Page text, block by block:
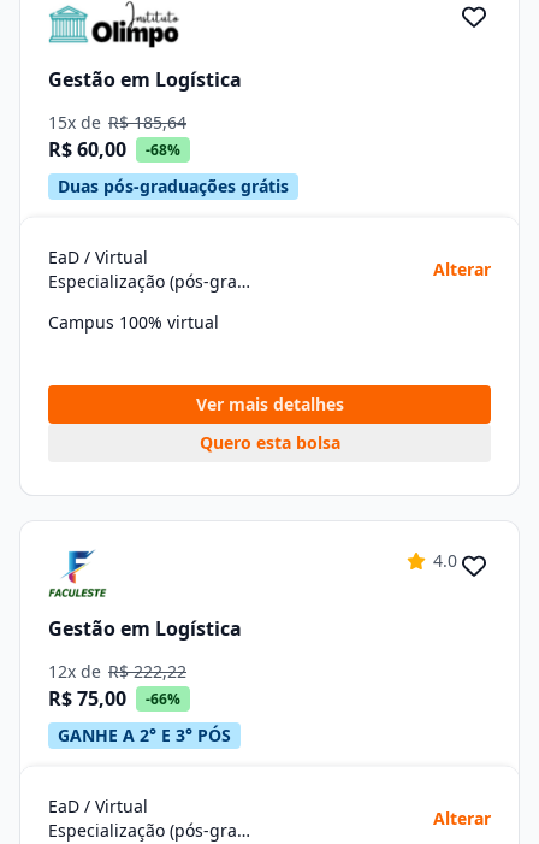
Gestão em Logística
15x de R$ 185,64
R$ 60,00 -68%
Duas pós-graduações grátis
EaD / Virtual
Especialização (pós-graduação)
Alterar
Campus 100% virtual
Ver mais detalhes
Quero esta bolsa
4.0
Gestão em Logística
12x de R$ 222,22
R$ 75,00 -66%
GANHE A 2° E 3° PÓS
EaD / Virtual
Especialização (pós-graduação)
Alterar